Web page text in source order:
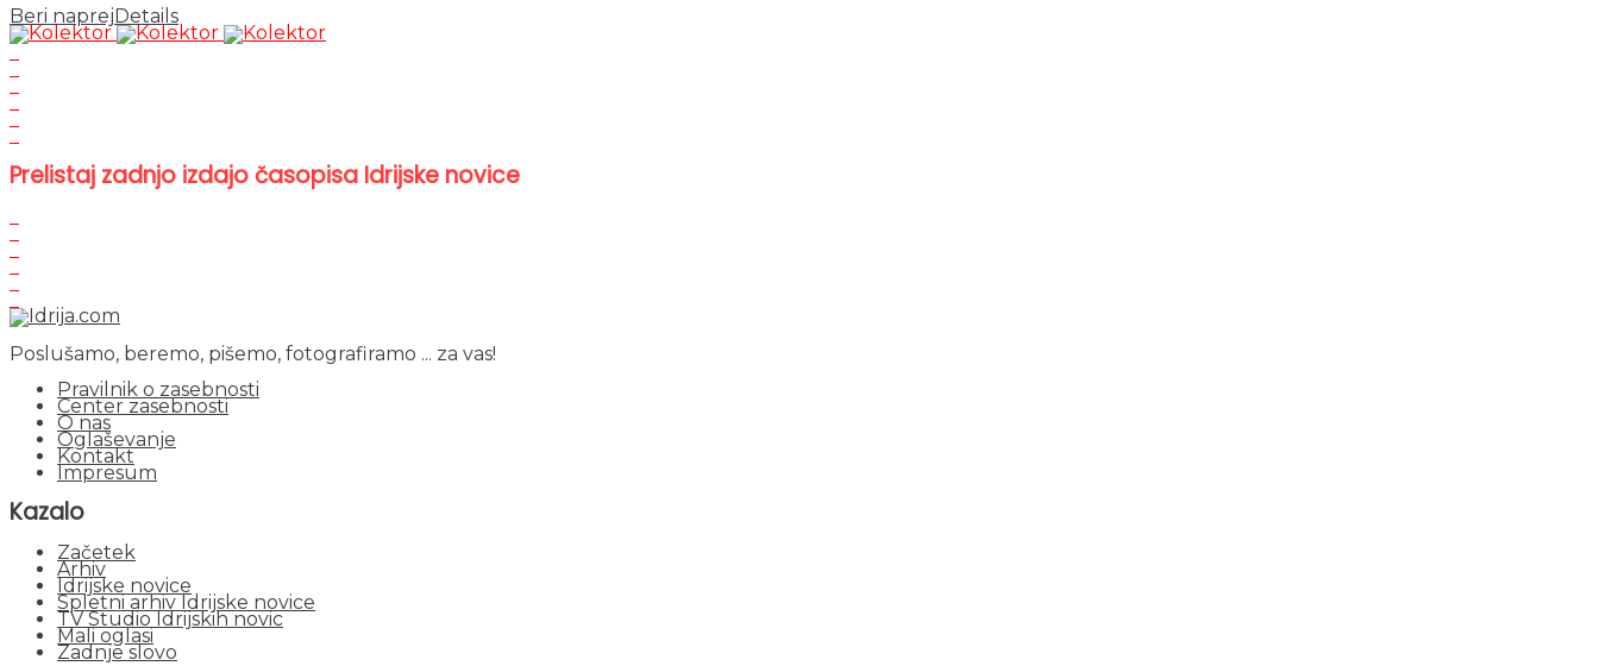
Beri naprej Details
Prelistaj zadnjo izdajo časopisa Idrijske novice
Poslušamo, beremo, pišemo, fotografiramo ... za vas!
Pravilnik o zasebnosti
Center zasebnosti
O nas
Oglaševanje
Kontakt
Impresum
Kazalo
Začetek
Arhiv
Idrijske novice
Spletni arhiv Idrijske novice
TV Studio Idrijskih novic
Mali oglasi
Zadnje slovo